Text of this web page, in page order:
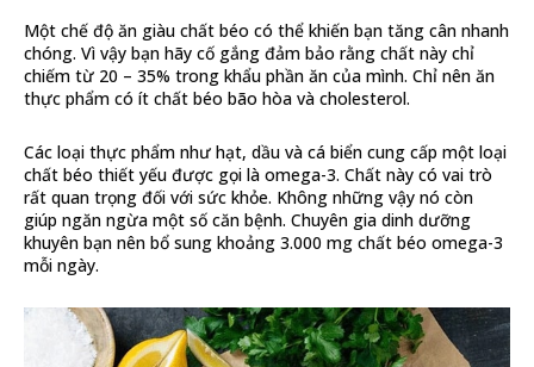
Một chế độ ăn giàu chất béo có thể khiến bạn tăng cân nhanh
chóng. Vì vậy bạn hãy cố gắng đảm bảo rằng chất này chỉ
chiếm từ 20 – 35% trong khẩu phần ăn của mình. Chỉ nên ăn
thực phẩm có ít chất béo bão hòa và cholesterol.
Các loại thực phẩm như hạt, dầu và cá biển cung cấp một loại
chất béo thiết yếu được gọi là omega-3. Chất này có vai trò
rất quan trọng đối với sức khỏe. Không những vậy nó còn
giúp ngăn ngừa một số căn bệnh. Chuyên gia dinh dưỡng
khuyên bạn nên bổ sung khoảng 3.000 mg chất béo omega-3
mỗi ngày.